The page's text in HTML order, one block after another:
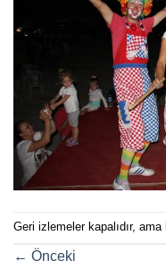
Geri izlemeler kapalıdır, ama
← Önceki